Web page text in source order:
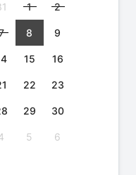
1 2
8 9
15 16
22 23
29 30
5 6